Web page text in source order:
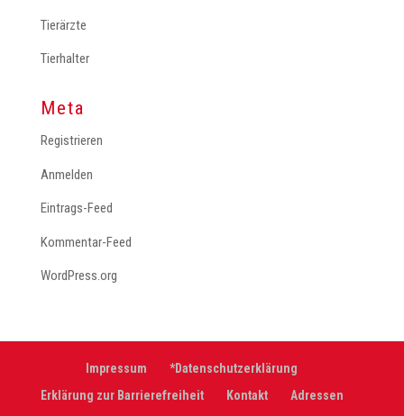
Tierärzte
Tierhalter
Meta
Registrieren
Anmelden
Eintrags-Feed
Kommentar-Feed
WordPress.org
Impressum
*Datenschutzerklärung
Erklärung zur Barrierefreiheit
Kontakt Adressen